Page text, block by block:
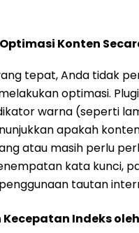
Konten
tepat, Anda tidak
optimasi.
warna (seperti
apakah
atau masih perlu
kata kunci,
tautan
Indeks